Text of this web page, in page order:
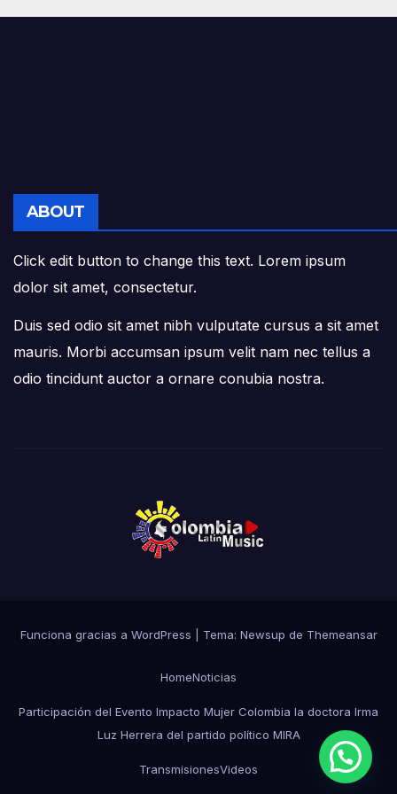
ABOUT
Click edit button to change this text. Lorem ipsum
dolor sit amet, consectetur.
Duis sed odio sit amet nibh vulputate cursus a sit amet
mauris. Morbi accumsan ipsum velit nam nec tellus a
odio tincidunt auctor a ornare conubia nostra.
Funciona gracias a WordPress Tema: Newsup de Themeansar
HomeNoticias
Participación del Evento Impacto Mujer Colombia la doctora Irma
Luz Herrera del partido político MIRA
TransmisionesVideos